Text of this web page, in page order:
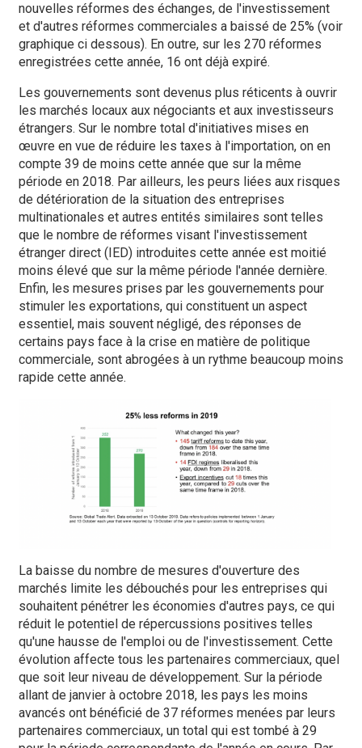
nouvelles réformes des échanges, de l'investissement
et d'autres réformes commerciales a baissé de 25% (voir
graphique ci dessous). En outre, sur les 270 réformes
enregistrées cette année, 16 ont déjà expiré.
Les gouvernements sont devenus plus réticents à ouvrir
les marchés locaux aux négociants et aux investisseurs
étrangers. Sur le nombre total d'initiatives mises en
œuvre en vue de réduire les taxes à l'importation, on en
compte 39 de moins cette année que sur la même
période en 2018. Par ailleurs, les peurs liées aux risques
de détérioration de la situation des entreprises
multinationales et autres entités similaires sont telles
que le nombre de réformes visant l'investissement
étranger direct (IED) introduites cette année est moitié
moins élevé que sur la même période l'année dernière.
Enfin, les mesures prises par les gouvernements pour
stimuler les exportations, qui constituent un aspect
essentiel, mais souvent négligé, des réponses de
certains pays face à la crise en matière de politique
commerciale, sont abrogées à un rythme beaucoup moins
rapide cette année.
La baisse du nombre de mesures d'ouverture des
marchés limite les débouchés pour les entreprises qui
souhaitent pénétrer les économies d'autres pays, ce qui
réduit le potentiel de répercussions positives telles
qu'une hausse de l'emploi ou de l'investissement. Cette
évolution affecte tous les partenaires commerciaux, quel
que soit leur niveau de développement. Sur la période
allant de janvier à octobre 2018, les pays les moins
avancés ont bénéficié de 37 réformes menées par leurs
partenaires commerciaux, un total qui est tombé à 29